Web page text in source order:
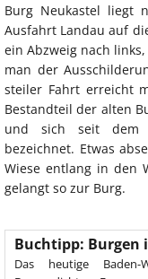
Burg Neukastel liegt
Ausfahrt Landau auf
ein Abzweig nach
man der
steiler Fahrt erreicht
Bestandteil der alten
und sich seit dem
bezeichnet. Etwas
Wiese entlang in den
gelangt so zur Burg.
Buchtipp: Burgen
Das heutige